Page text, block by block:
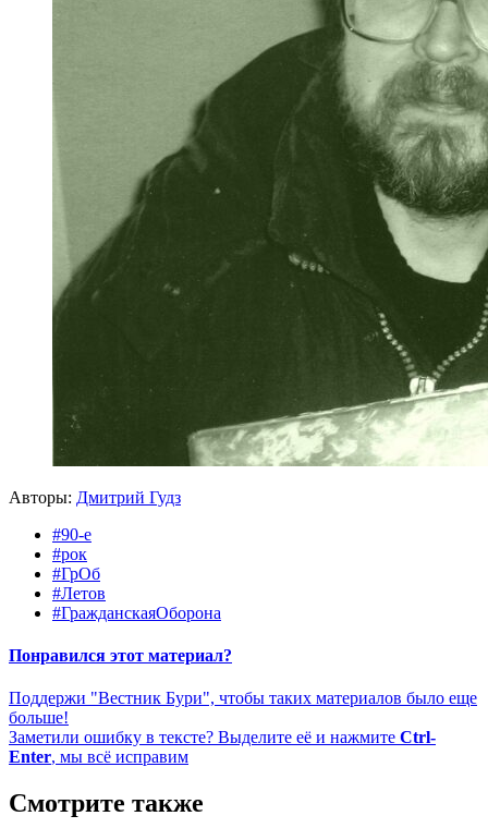
Авторы: Дмитрий Гудз
#90-е
#рок
#ГрОб
#Летов
#ГражданскаяОборона
Понравился этот материал?
Поддержи "Вестник Бури", чтобы таких материалов было еще
больше!
Заметили ошибку в тексте? Выделите её и нажмите Ctrl-
Enter, мы всё исправим
Смотрите также